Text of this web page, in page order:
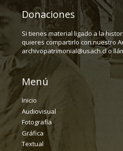
Donaciones
Si tienes material ligado a la
quieres compartirlo con nuestro
archivopatrimonial@usach.cl o
Menú
Inicio
Audiovisual
Fotografía
Gráfica
Textual